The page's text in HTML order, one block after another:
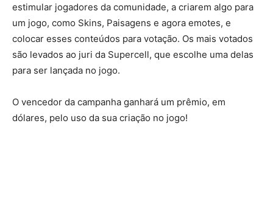
estimular jogadores da comunidade, a criarem algo para
um jogo, como Skins, Paisagens e agora emotes, e
colocar esses conteúdos para votação. Os mais votados
são levados ao juri da Supercell, que escolhe uma delas
para ser lançada no jogo.
O vencedor da campanha ganhará um prêmio, em
dólares, pelo uso da sua criação no jogo!